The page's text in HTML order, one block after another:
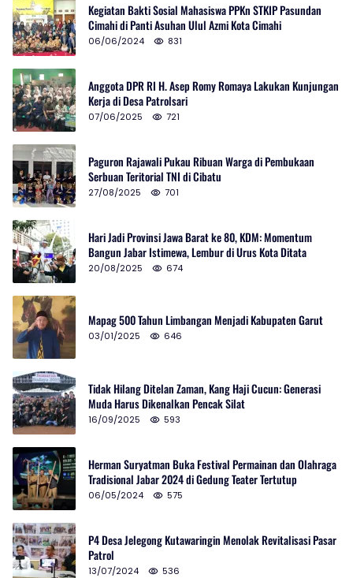
Kegiatan Bakti Sosial Mahasiswa PPKn STKIP Pasundan
Cimahi di Panti Asuhan Ulul Azmi Kota Cimahi
06/06/2024 831
Anggota DPR RI H. Asep Romy Romaya Lakukan Kunjungan
Kerja di Desa Patrolsari
07/06/2025 721
Paguron Rajawali Pukau Ribuan Warga di Pembukaan
Serbuan Teritorial TNI di Cibatu
27/08/2025 701
Hari Jadi Provinsi Jawa Barat ke 80, KDM: Momentum
Bangun Jabar Istimewa, Lembur di Urus Kota Ditata
20/08/2025 674
Mapag 500 Tahun Limbangan Menjadi Kabupaten Garut
03/01/2025 646
Tidak Hilang Ditelan Zaman, Kang Haji Cucun: Generasi
Muda Harus Dikenalkan Pencak Silat
16/09/2025 593
Herman Suryatman Buka Festival Permainan dan Olahraga
Tradisional Jabar 2024 di Gedung Teater Tertutup
06/05/2024 575
P4 Desa Jelegong Kutawaringin Menolak Revitalisasi Pasar
Patrol
13/07/2024 536